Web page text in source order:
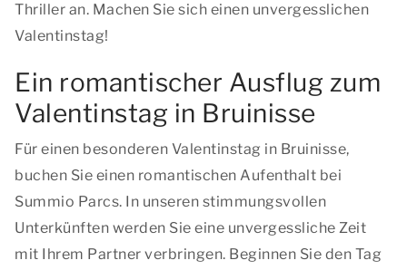
Thriller an. Machen Sie sich einen unvergesslichen
Valentinstag!
Ein romantischer Ausflug zum
Valentinstag in Bruinisse
Für einen besonderen Valentinstag in Bruinisse,
buchen Sie einen romantischen Aufenthalt bei
Summio Parcs. In unseren stimmungsvollen
Unterkünften werden Sie eine unvergessliche Zeit
mit Ihrem Partner verbringen. Beginnen Sie den Tag